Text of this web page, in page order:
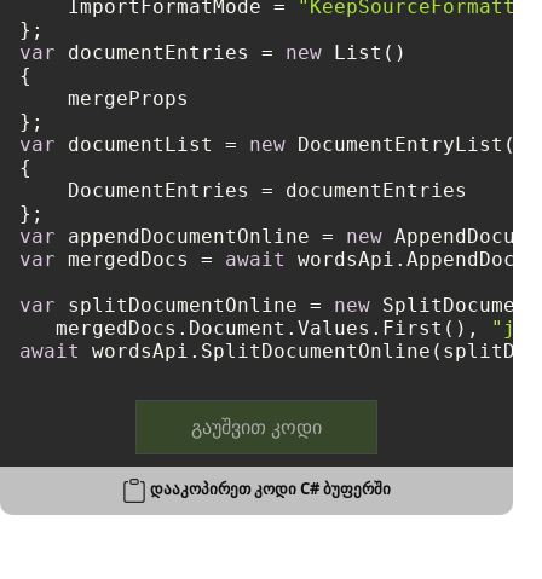
    ImportFormatMode =
var documentEntries = new List()
{
    mergeProps
var documentList = new DocumentEntryList()
{
    DocumentEntries = documentEntries
var appendDocumentOnline = new
var mergedDocs = await
var splitDocumentOnline = new
   mergedDocs.Document.Values.First(),
await
გაუშვით კოდი
დააკოპირეთ კოდი C# ბუფერში